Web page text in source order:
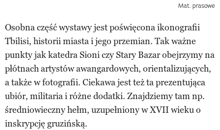
Mat. prasowe
Osobna część wystawy jest poświęcona ikonografii
Tbilisi, historii miasta i jego przemian. Tak ważne
punkty jak katedra Sioni czy Stary Bazar obejrzymy na
płótnach artystów awangardowych, orientalizujących,
a także w fotografii. Ciekawa jest też ta prezentująca
ubiór, militaria i różne dodatki. Znajdziemy tam np.
średniowieczny hełm, uzupełniony w XVII wieku o
inskrypcję gruzińską.